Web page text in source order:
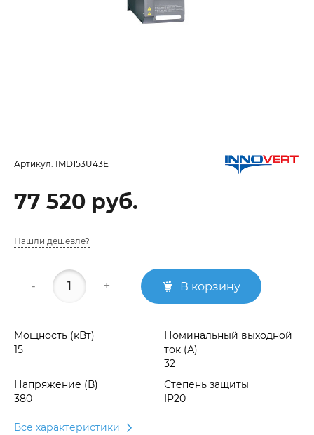
Артикул: IMD153U43E
77 520 руб.
Нашли дешевле?
- + В корзину
Мощность (кВт)
15
Номинальный выходной
ток (А)
32
Напряжение (В)
380
Степень защиты
IP20
Все характеристики